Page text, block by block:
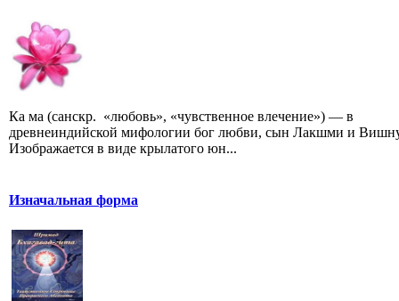
Ка ма (санскр. «любовь», «чувственное влечение») — в
древнеиндийской мифологии бог любви, сын Лакшми и
Изображается в виде крылатого юн...
Изначальная форма